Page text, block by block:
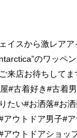
イスから激レア
のワッペ
来店お待ちして
#古着好き#古着
たい#お洒落#お
アウトドア男子#
アウトドアショッ